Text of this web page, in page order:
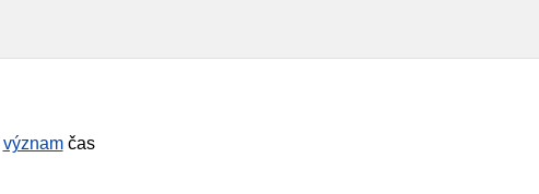
významčas